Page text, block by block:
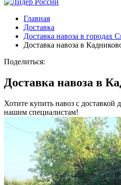
Главная
Доставка
Доставка навоза в городах
Доставка навоза в
Поделиться:
Доставка навоза в
Хотите купить навоз с доставкой
нашим специалистам!